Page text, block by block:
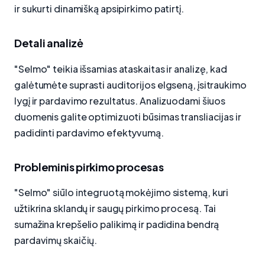
ir sukurti dinamišką apsipirkimo patirtį.
Detali analizė
"Selmo" teikia išsamias ataskaitas ir analizę, kad
galėtumėte suprasti auditorijos elgseną, įsitraukimo
lygį ir pardavimo rezultatus. Analizuodami šiuos
duomenis galite optimizuoti būsimas transliacijas ir
padidinti pardavimo efektyvumą.
Probleminis pirkimo procesas
"Selmo" siūlo integruotą mokėjimo sistemą, kuri
užtikrina sklandų ir saugų pirkimo procesą. Tai
sumažina krepšelio palikimą ir padidina bendrą
pardavimų skaičių.